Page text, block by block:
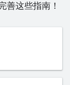
善这些指南！